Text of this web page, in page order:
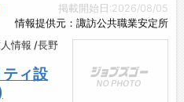
掲載開始日:2026/08/05
情報提供元：諏訪公共職業安定所
情報 /長野
ィ設